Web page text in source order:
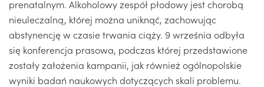
prenatalnym. Alkoholowy zespół płodowy jest chorobą
nieuleczalną, której można uniknąć, zachowując
abstynencję w czasie trwania ciąży. 9 września odbyła
się konferencja prasowa, podczas której przedstawione
zostały założenia kampanii, jak również ogólnopolskie
wyniki badań naukowych dotyczących skali problemu.